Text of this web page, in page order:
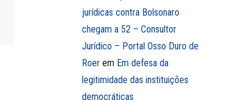
jurídicas contra Bolsonaro
chegam a 52 – Consultor
Jurídico – Portal Osso Duro de
Roerem Em defesa da
legitimidade das instituições
democráticas